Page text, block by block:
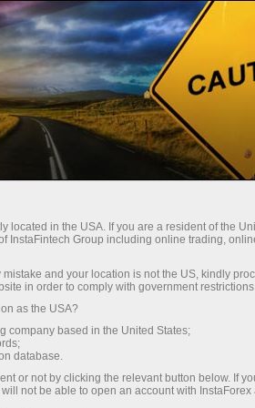
вы получаете
возможностям:
до 1:5000, одни
и комиссий
условия для
и индексами
на трассе
located in the USA. If you are a resident of the
InstaFintech Group including online trading,
and your location is not the US, kindly
in order to comply with government
as the USA?
company based in the United States;
database.
or not by clicking the relevant button below. If
not be able to open an account with InstaForex